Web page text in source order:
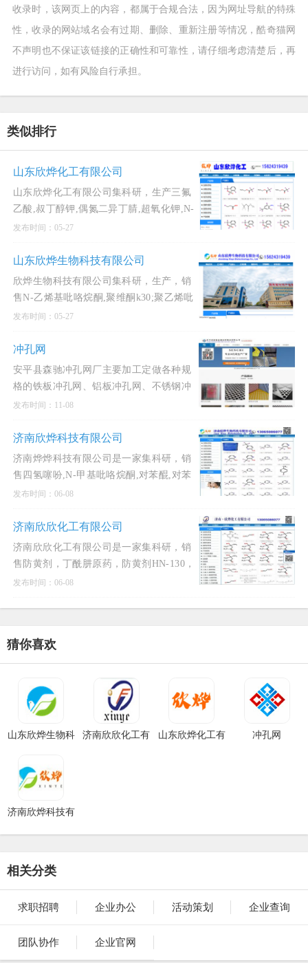
收录时，该网页上的内容，都属于合规合法，因为网址导航的特殊
性，收录的网站域名会有过期、删除、重新注册等情况，酷奇猫网
不声明也不保证该链接的正确性和可靠性，请仔细考虑清楚后，再
进行访问，如有风险自行承担。
类似排行
山东欣烨化工有限公司
山东欣烨化工有限公司集科研，生产三氟
乙酸,叔丁醇钾,偶氮二异丁腈,超氧化钾,N-
甲基吡咯烷酮,二甲基二硫醚,异丁酸,对氯
酸甲酯,三氟丙酸,
发布时间：05-27
山东欣烨生物科技有限公司
欣烨生物科技有限公司集科研，生产，销
售N-乙烯基吡咯烷酮,聚维酮k30;聚乙烯吡
咯烷酮,对苯二酚,异戊烯醛,异戊烯醇321,
液,乙醇钠溶液,丁
发布时间：05-27
冲孔网
安平县森驰冲孔网厂主要加工定做各种规
格的铁板冲孔网、铝板冲孔网、不锈钢冲
孔网、铁板圆孔网、铝板圆孔网、不锈钢
钢冲孔板等产品，价格低廉，质量上乘。
发布时间：11-08
济南欣烨科技有限公司
济南烨烨科技有限公司是一家集科研，销
售四氢噻吩,N-甲基吡咯烷酮,对苯醌,对苯
二酚,2-氟-3-硝基苯甲酸,三苯基膦,氧化苯
异戊烯醛,异戊
发布时间：06-08
济南欣欣化工有限公司
济南欣欣化工有限公司是一家集科研，销
售防黄剂，丁酰肼原药，防黄剂HN-130，
防黄剂HN-150，防黄剂,丁酰肼原药,异戊
发布时间：06-08
猜你喜欢
山东欣烨生物科
济南欣欣化工有
山东欣烨化工有
冲孔网
济南欣烨科技有
相关分类
求职招聘 企业办公 活动策划 企业查询
团队协作 企业官网